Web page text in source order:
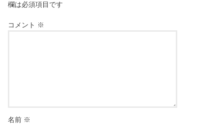
欄は必須項目です
コメント ※
名前 ※